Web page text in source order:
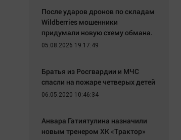
После ударов дронов по складам
Wildberries мошенники
придумали новую схему обмана.
05.08.2026 19:17:49
Братья из Росгвардии и МЧС
спасли на пожаре четверых детей
06.05.2020 10:46:34
Анвара Гатиятулина назначили
новым тренером ХК «Трактор»